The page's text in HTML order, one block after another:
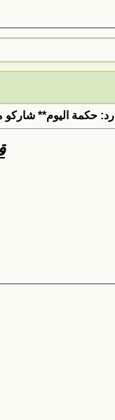
رد: حكمة اليوم** شاركو